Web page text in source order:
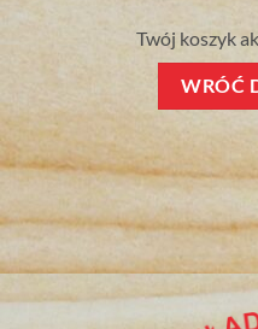
Twój koszyk
WRÓĆ